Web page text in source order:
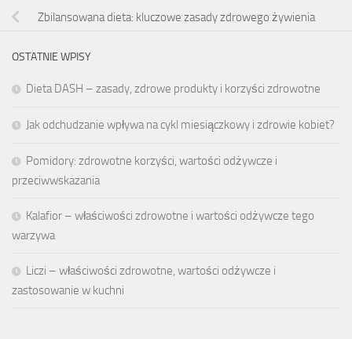
Zbilansowana dieta: kluczowe zasady zdrowego żywienia
OSTATNIE WPISY
Dieta DASH – zasady, zdrowe produkty i korzyści zdrowotne
Jak odchudzanie wpływa na cykl miesiączkowy i zdrowie kobiet?
Pomidory: zdrowotne korzyści, wartości odżywcze i
przeciwwskazania
Kalafior – właściwości zdrowotne i wartości odżywcze tego
warzywa
Liczi – właściwości zdrowotne, wartości odżywcze i
zastosowanie w kuchni